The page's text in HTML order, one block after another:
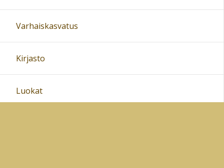
Varhaiskasvatus
Kirjasto
Luokat